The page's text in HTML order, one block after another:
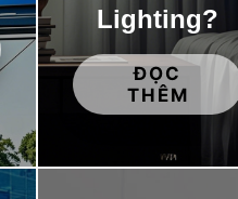
Lighting?
ĐỌC
THÊM